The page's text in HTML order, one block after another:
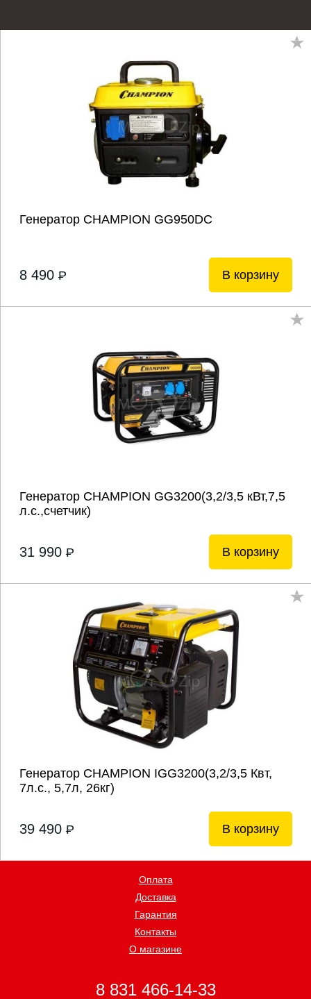
Генератор CHAMPION GG950DC
8 490 P В корзину
Генератор CHAMPION GG3200(3,2/3,5 кВт,7,5
л.с.,счетчик)
31 990 P В корзину
Генератор CHAMPION IGG3200(3,2/3,5 Квт,
7л.с., 5,7л, 26кг)
39 490 P В корзину
Оплата
Доставка
Гарантия
Контакты
О магазине
8 831 466-14-33